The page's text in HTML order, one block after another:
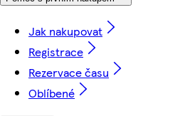
Jak nakupovat
Registrace
Rezervace času
Oblíbené